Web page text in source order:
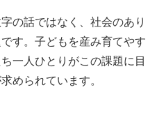
の話ではなく、社会のあり
す。子どもを産み育てやす
一人ひとりがこの課題に目
められています。